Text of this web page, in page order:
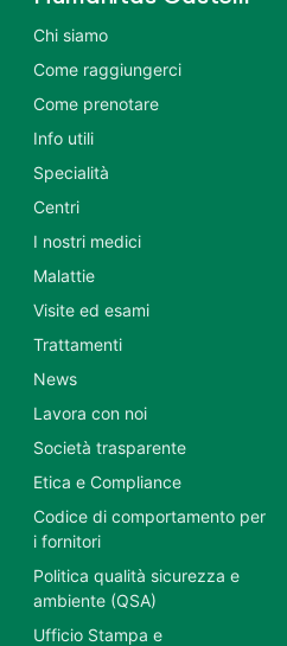
Chi siamo
Come raggiungerci
Come prenotare
Info utili
Specialità
Centri
I nostri medici
Malattie
Visite ed esami
Trattamenti
News
Lavora con noi
Società trasparente
Etica e Compliance
Codice di comportamento per
i fornitori
Politica qualità sicurezza e
ambiente (QSA)
Ufficio Stampa e